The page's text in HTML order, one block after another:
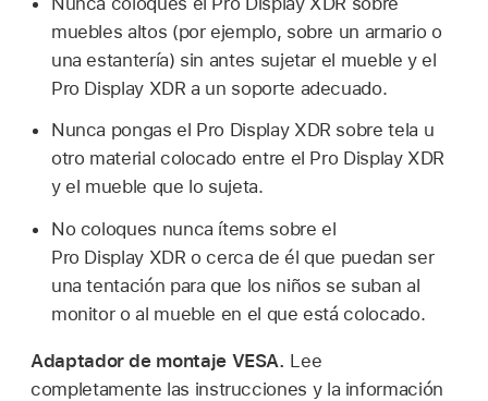
muebles altos (por ejemplo, sobre un armario o
una estantería) sin antes sujetar el mueble y el
Pro Display XDR a un soporte adecuado.
Nunca pongas el Pro Display XDR sobre tela u
otro material colocado entre el Pro Display XDR
y el mueble que lo sujeta.
No coloques nunca ítems sobre el
Pro Display XDR o cerca de él que puedan ser
una tentación para que los niños se suban al
monitor o al mueble en el que está colocado.
Adaptador de montaje VESA. Lee
completamente las instrucciones y la información